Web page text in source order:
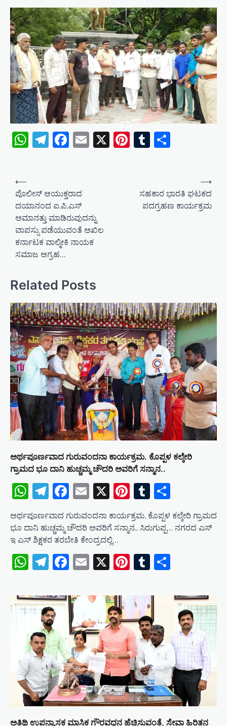
WhatsApp
Telegram
Facebook
Email
X Pinterest
Tumblr
i
g
a
t
i
o
n
⟵
ಪೊಲೀಸ್ ಆಯುಕ್ತರಾದ
ದಯಾನಂದ ಐ.ಪಿ.ಎಸ್
ಅಮಾನತ್ತು ಮಾಡಿರುವುದನ್ನು
ವಾಪಸ್ಸು ಪಡೆಯುವಂತೆ ಅಖಿಲ
ಕರ್ನಾಟಕ ವಾಲ್ಮೀಕಿ ನಾಯಕ
ಸಮಾಜ ಆಗ್ರಹ…
ಸಹಕಾರ ಭಾರತಿ ಘಟಕದ
ಪದಗ್ರಹಣ ಕಾರ್ಯಕ್ರಮ
⟶
Related Posts
ಅರ್ಥಪೂರ್ಣವಾದ ಗುರುವಂದನಾ ಕಾರ್ಯಕ್ರಮ. ಕೊಪ್ಪಳ ಕಲ್ಕೇರಿ
ಗ್ರಾಮದ ಭೂ ದಾನಿ ಹುಚ್ಚಮ್ಮ ಚೌದರಿ ಅವರಿಗೆ ಸನ್ಮಾನ..
WhatsApp
Telegram
Facebook
Email
X Pinterest
Tumblr
ಅರ್ಥಪೂರ್ಣವಾದ ಗುರುವಂದನಾ ಕಾರ್ಯಕ್ರಮ. ಕೊಪ್ಪಳ ಕಲ್ಕೇರಿ ಗ್ರಾಮದ
ಭೂ ದಾನಿ ಹುಚ್ಚಮ್ಮ ಚೌದರಿ ಅವರಿಗೆ ಸನ್ಮಾನ.. ಸಿರುಗುಪ್ಪ… ನಗರದ ಎಸ್
ಇ ಎಸ್ ಶಿಕ್ಷಕರ ತರಬೇತಿ ಕೇಂದ್ರದಲ್ಲಿ…
WhatsApp
Telegram
Facebook
Email
X Pinterest
Tumblr
ಅತಿಥಿ ಉಪನ್ಯಾಸಕ ಮಾಸಿಕ ಗೌರವಧನ ಹೆಚ್ಚಿಸುವಂತೆ, ಸೇವಾ ಹಿರಿತನ